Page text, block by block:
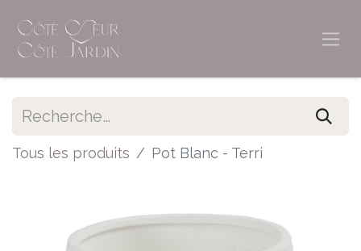
Tous les produits Pot Blanc - Terri